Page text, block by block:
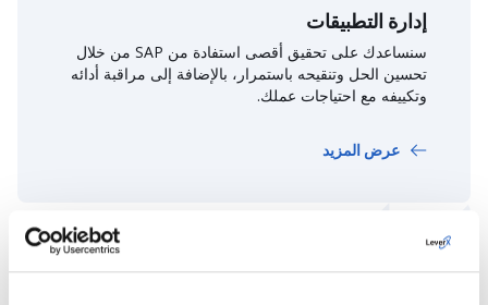
إدارة التطبيقات
سنساعدك على تحقيق أقصى استفادة من SAP من خلال
تحسين الحل وتنقيحه باستمرار، بالإضافة إلى مراقبة أدائه
وتكييفه مع احتياجات عملك.
عرض المزيد
تعرّف على المزيد حول خدمات